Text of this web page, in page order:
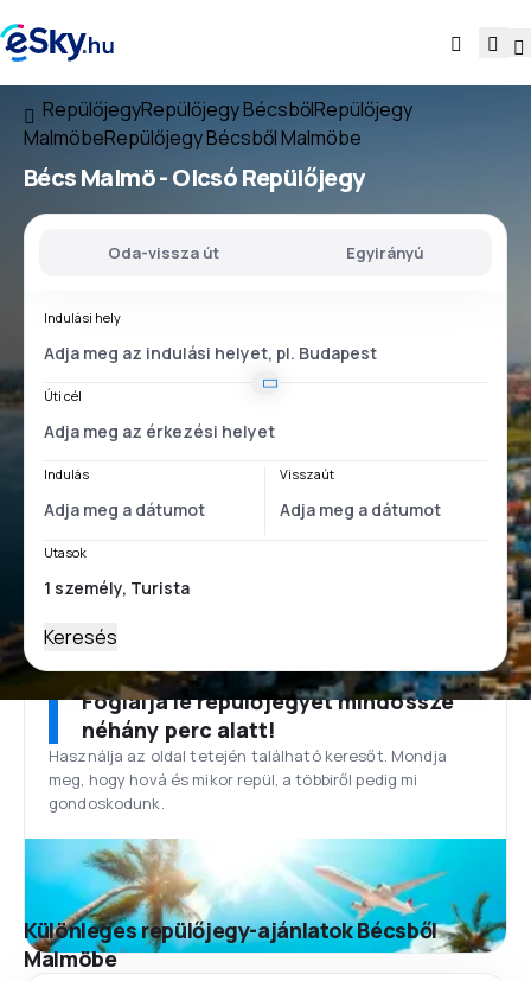
RepülőjegyRepülőjegy BécsbőlRepülőjegy
MalmöbeRepülőjegy Bécsből Malmöbe
Bécs Malmö- Olcsó Repülőjegy
Oda-vissza út Egyirányú
Indulási hely
Úti cél
Indulás Visszaút
Utasok
Keresés
Foglalja le repülőjegyét mindössze
néhány perc alatt!
Használja az oldal tetején található keresőt. Mondja
meg, hogy hová és mikor repül, a többiről pedig mi
gondoskodunk.
Különleges repülőjegy-ajánlatok Bécsből
Malmöbe